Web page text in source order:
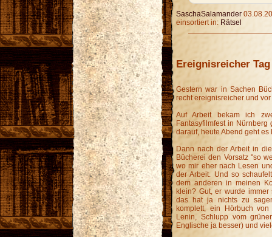
SaschaSalamander
einsortiert in: Rätsel
Ereignisreicher Tag
Gestern war in Sachen
recht ereignisreicher und
Auf Arbeit bekam ich
Fantasyfilmfest in Nürnberg
darauf, heute Abend geht es
Dann nach der Arbeit in
Bücherei den Vorsatz "so
wo mir eher nach Lesen
der Arbeit. Und so
dem anderen in meinen
klein? Gut, er wurde
das hat ja nichts zu
komplett, ein Hörbuch
Lenin, Schlupp vom
Englische ja besser) und